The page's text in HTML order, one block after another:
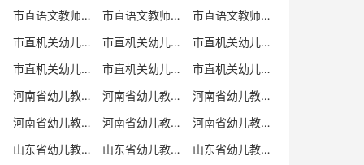
市直语文教师编制考试真题
市直语文教师编制考试真题卷
市直语文教师考试
市直机关幼儿教师招聘
市直机关幼儿教师考试
市直机关幼儿教师招聘考试真题
市直机关幼儿教师招聘考试真题卷
市直机关幼儿教师编制考试真题卷
市直机关幼儿教师编制考试真题
河南省幼儿教师招聘
河南省幼儿教师考试
河南省幼儿教师招聘考试真题
河南省幼儿教师招聘考试真题卷
河南省幼儿教师编制考试真题
河南省幼儿教师编制考试真题卷
山东省幼儿教师招聘
山东省幼儿教师考试
山东省幼儿教师招聘考试真题